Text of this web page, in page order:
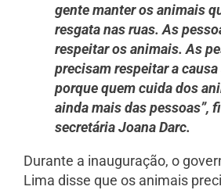
gente manter os animais
resgata nas ruas. As
respeitar os animais. As
precisam respeitar a
porque quem cuida dos
ainda mais das pessoas”,
secretária Joana Darc.
Durante a inauguração, o
Lima disse que os animais